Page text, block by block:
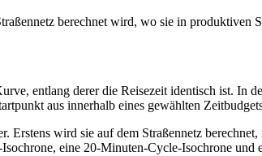
berechnet wird, wo sie in produktiven
entlang derer die Reisezeit identisch ist. In
aus innerhalb eines gewählten
wird sie auf dem Straßennetz
eine 20-Minuten-Cycle-Isochrone